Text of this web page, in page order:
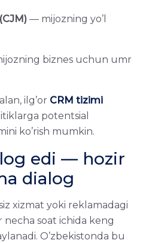
— mijozning yo’l
biznes uchun umr
ilg’or CRM tizimi
potentsial
ko’rish mumkin.
edi — hozir
dialog
xizmat yoki reklamadagi
soat ichida keng
O’zbekistonda bu